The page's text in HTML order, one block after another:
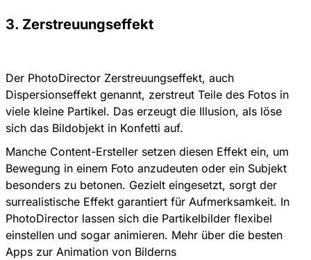
3. Zerstreuungseffekt
Der PhotoDirector Zerstreuungseffekt, auch
Dispersionseffekt genannt, zerstreut Teile des Fotos in
viele kleine Partikel. Das erzeugt die Illusion, als löse
sich das Bildobjekt in Konfetti auf.
Manche Content-Ersteller setzen diesen Effekt ein, um
Bewegung in einem Foto anzudeuten oder ein Subjekt
besonders zu betonen. Gezielt eingesetzt, sorgt der
surrealistische Effekt garantiert für Aufmerksamkeit. In
PhotoDirector lassen sich die Partikelbilder flexibel
einstellen und sogar animieren. Mehr über die besten
Apps zur Animation von Bilderns